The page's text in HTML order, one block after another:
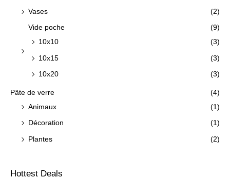
Vases
(2)
Vide poche
(9)
10x10
(3)
10x15
(3)
10x20
(3)
Pâte de verre
(4)
Animaux
(1)
Décoration
(1)
Plantes
(2)
Hottest Deals